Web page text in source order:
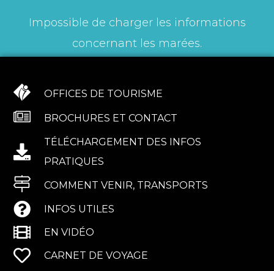
Impossible de charger les informations
concernant les marées.
OFFICES DE TOURISME
BROCHURES ET CONTACT
TÉLÉCHARGEMENT DES INFOS
PRATIQUES
COMMENT VENIR, TRANSPORTS
INFOS UTILES
EN VIDÉO
CARNET DE VOYAGE